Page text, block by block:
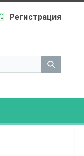
Регистрация